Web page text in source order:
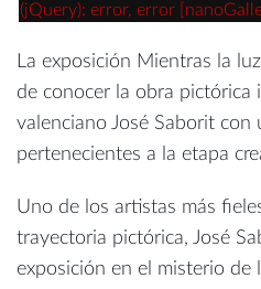
(jQuery): error, error
La exposición Mientras la
de conocer la obra
valenciano José Saborit con
pertenecientes a la etapa
Uno de los artistas más
trayectoria pictórica, José
exposición en el misterio de